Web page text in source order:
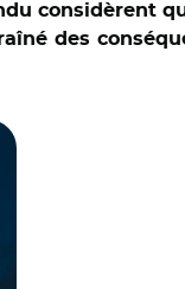
considèrent
des